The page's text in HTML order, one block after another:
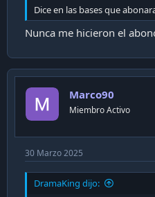
Dice en las bases que
Nunca me hicieron el
Marco90
Miembro Activo
30 Marzo 2025
DramaKing dijo: